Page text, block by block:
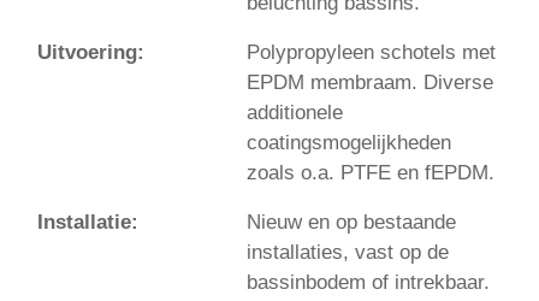
Uitvoering:
Polypropyleen schotels met
EPDM membraam. Diverse
additionele
coatingsmogelijkheden
zoals o.a. PTFE en fEPDM.
Installatie:
Nieuw en op bestaande
installaties, vast op de
bassinbodem of intrekbaar.